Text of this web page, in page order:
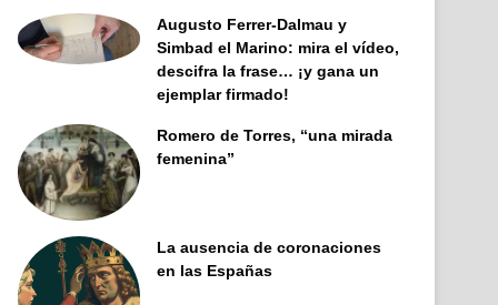
Augusto Ferrer-Dalmau y
Simbad el Marino: mira el vídeo,
descifra la frase… ¡y gana un
ejemplar firmado!
Romero de Torres, “una mirada
femenina”
La ausencia de coronaciones
en las Españas